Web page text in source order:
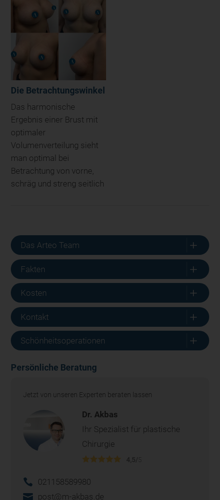
Die Betrachtungswinkel
Das harmonische
Ergebnis einer Brust mit
optimaler
Volumenverteilung sieht
man optimal bei
Betrachtung von vorne,
schräg und streng seitlich
Das Arteo Team L
Fakten L
Kosten L
Kontakt L
Schönheitsoperationen L
Persönliche Beratung
Jetzt von unseren Experten beraten lassen
Dr. Akbas
Ihr Spezialist für plastische
Chirurgie
021158589980
post@m-akbas.de